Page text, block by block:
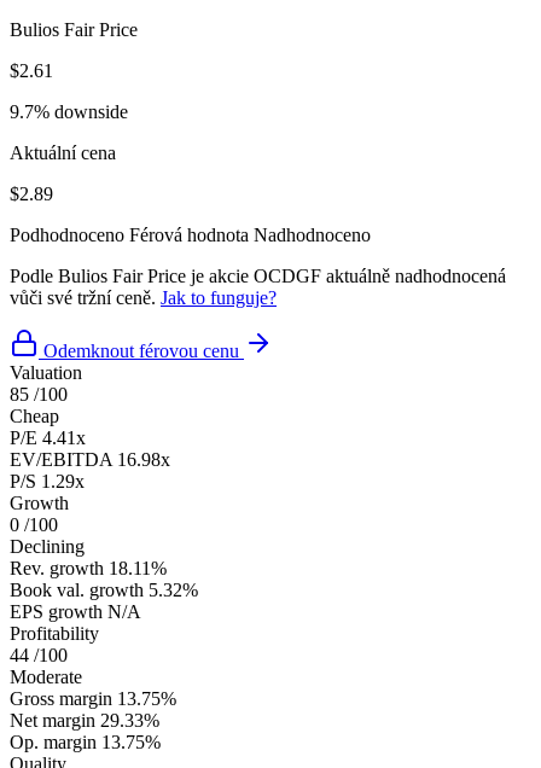
Bulios Fair Price
$2.61
9.7% downside
Aktuální cena
$2.89
Podhodnoceno Férová hodnota Nadhodnoceno
Podle Bulios Fair Price je akcie OCDGF aktuálně nadhodnocená
vůči své tržní ceně. Jak to funguje?
Odemknout férovou cenu
Valuation
85 /100
Cheap
P/E 4.41x
EV/EBITDA 16.98x
P/S 1.29x
Growth
0 /100
Declining
Rev. growth 18.11%
Book val. growth 5.32%
EPS growth N/A
Profitability
44 /100
Moderate
Gross margin 13.75%
Net margin 29.33%
Op. margin 13.75%
Quality